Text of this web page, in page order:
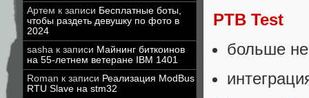
Артем к записи Бесплатные боты,
чтобы раздеть девушку по фото в
2024
sasha к записи Майнинг биткоинов
на 55-летнем ветеране IBM 1401
Roman к записи Реализация ModBus
RTU Slave на stm32
PTB Test
больше